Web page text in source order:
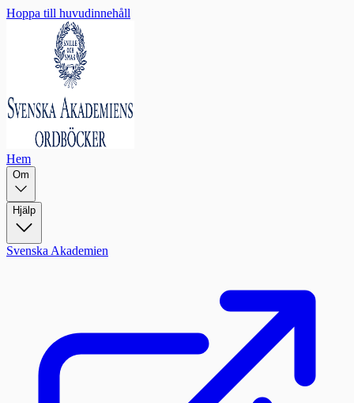
Hoppa till huvudinnehåll
Hem
Om
Hjälp
Svenska Akademien